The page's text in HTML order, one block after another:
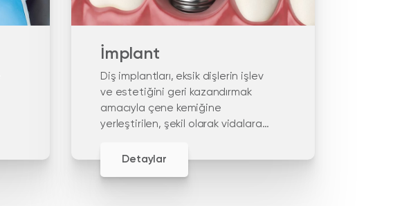
İmplant
Diş implantları, eksik dişlerin işlev
ve estetiğini geri kazandırmak
amacıyla çene kemiğine
yerleştirilen, şekil olarak vidalara
implantları, yüksek doku uyumu
Detaylar